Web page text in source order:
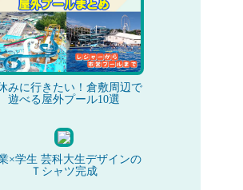
みに行きたい！倉敷周辺で
遊べる屋外プール10選
×学生 芸科大生デザインの
Ｔシャツ完成